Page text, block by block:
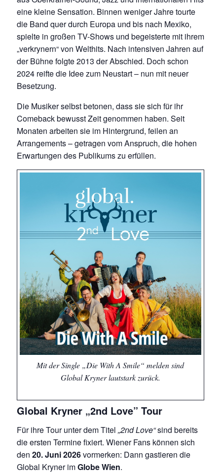
eine kleine Sensation. Binnen weniger Jahre tourte
die Band quer durch Europa und bis nach Mexiko,
spielte in großen TV-Shows und begeisterte mit ihrem
„verkrynern“ von Welthits. Nach intensiven Jahren auf
der Bühne folgte 2013 der Abschied. Doch schon
2024 reifte die Idee zum Neustart – nun mit neuer
Besetzung.
Die Musiker selbst betonen, dass sie sich für ihr
Comeback bewusst Zeit genommen haben. Seit
Monaten arbeiten sie im Hintergrund, feilen an
Arrangements – getragen vom Anspruch, die hohen
Erwartungen des Publikums zu erfüllen.
Mit der Single „Die With A Smile“ melden sind
Global Kryner lautstark zurück.
Global Kryner „2nd Love” Tour
Für ihre Tour unter dem Titel „2nd Love“sind bereits
die ersten Termine fixiert. Wiener Fans können sich
den 20. Juni 2026vormerken: Dann gastieren die
Global Kryner imGlobe Wien.